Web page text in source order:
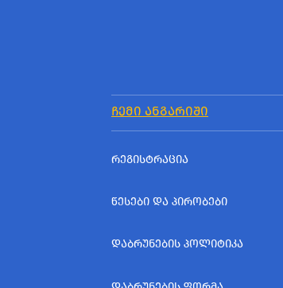
ᲩᲔᲛᲘ ᲐᲜᲒᲐᲠᲘᲨᲘ
ᲠᲔᲒᲘᲡᲢᲠᲐᲪᲘᲐ
ᲬᲔᲡᲔᲑᲘ ᲓᲐ ᲞᲘᲠᲝᲑᲔᲑᲘ
ᲓᲐᲑᲠᲣᲜᲔᲑᲘᲡ ᲞᲝᲚᲘᲢᲘᲙᲐ